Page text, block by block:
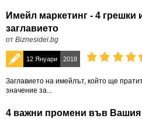
Имейл маркетинг - 4 грешки
заглавието
от Biznesidei.bg
12 Януари 2018
Заглавието на имейлът, който ще
значение за...
4 важни промени във Вашия